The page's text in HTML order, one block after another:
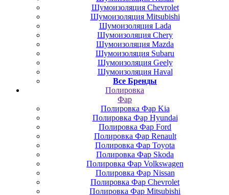
Шумоизоляция Chevrolet
Шумоизоляция Mitsubishi
Шумоизоляция Lada
Шумоизоляция Chery
Шумоизоляция Mazda
Шумоизоляция Subaru
Шумоизоляция Geely
Шумоизоляция Haval
Все Бренды
Полировка
Фар
Полировка Фар Kia
Полировка Фар Hyundai
Полировка Фар Ford
Полировка Фар Renault
Полировка Фар Toyota
Полировка Фар Skoda
Полировка Фар Volkswagen
Полировка Фар Nissan
Полировка Фар Chevrolet
Полировка Фар Mitsubishi